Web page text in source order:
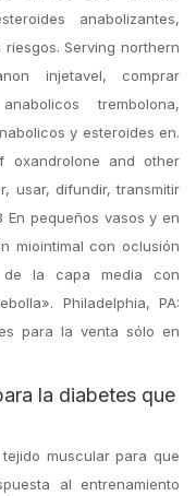
anabolizantes,
Serving northern
injetavel, comprar
trembolona,
y esteroides en.
oxandrolone and other
usar, difundir, transmitir
En pequeños vasos y en
miointimal con oclusión
la capa media con
Philadelphia, PA:
para la venta sólo en
la diabetes que
muscular para que
al entrenamiento